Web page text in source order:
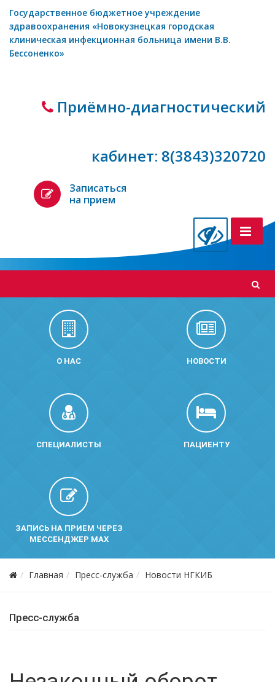
Государственное бюджетное учреждение
здравоохранения «Новокузнецкая городская
клиническая инфекционная больница имени В.В.
Бессоненко»
Приёмно-диагностический
кабинет: 8(3843)320720
Записаться
на прием
О НАС НОВОСТИ
СПЕЦИАЛИСТЫ ПАЦИЕНТУ
ЗАПИСЬ НА ПРИЕМ ЧЕРЕЗ
МЕССЕНДЖЕР MAX
Главная Пресс-служба Новости НГКИБ
Пресс-служба